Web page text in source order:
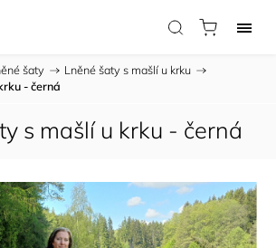
šaty / Lněné šaty s mašlí u krku /
- černá
s mašlí u krku - černá